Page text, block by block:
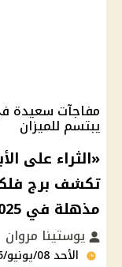
مفاجآت سعيدة
يبتسم للميزان
«الثراء على
تكشف برج
مذهلة في 2025 – هل أنت المحظوظ؟
يوستينا مروان
الأحد 08/يونيو/2025 - 12:00 ص